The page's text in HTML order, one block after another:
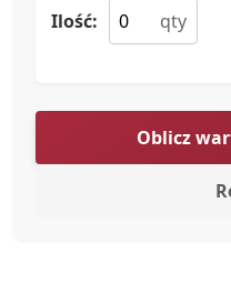
Ilość:
Oblicz